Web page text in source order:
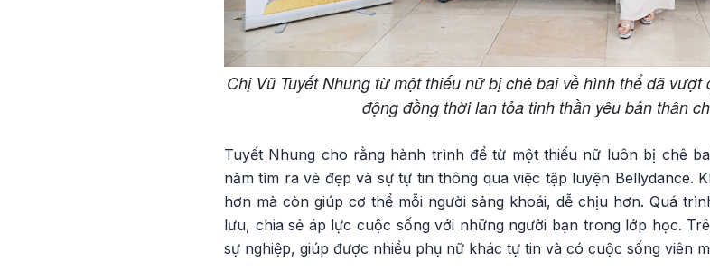
Chị Vũ Tuyết Nhung từ một thiếu nữ bị chê bai về hình thể đã
động đồng thời lan tỏa tinh thần yêu bản thân
Tuyết Nhung cho rằng hành trình để từ một thiếu nữ luôn bị chê
năm tìm ra vẻ đẹp và sự tự tin thông qua việc tập luyện Bellydance.
hơn mà còn giúp cơ thể mỗi người sảng khoái, dễ chịu hơn. Quá
lưu, chia sẻ áp lực cuộc sống với những người bạn trong lớp học.
sự nghiệp, giúp được nhiều phụ nữ khác tự tin và có cuộc sống viên